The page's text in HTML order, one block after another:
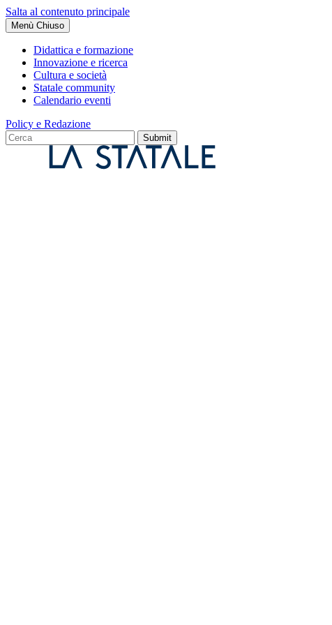
Salta al contenuto principale
Menù Chiuso
Didattica e formazione
Innovazione e ricerca
Cultura e società
Statale community
Calendario eventi
Policy e Redazione